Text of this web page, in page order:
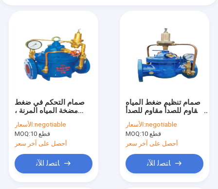
صمام التحكم في ضغط
مضخة المياه المرنة ،
صمام إغلاق الطوارئ
900X دائمالأسعار:negotiable
MOQ:
10 قطع
أحصل على آخر سعر
ﺎﺘﺼﻟ ﺍﻶﻧ
صمام تنظيم ضغط المياه
مقاوم للصدأ مقاوم للصدأ
الأسعار:negotiable
MOQ:
10 قطع
أحصل على آخر سعر
ﺎﺘﺼﻟ ﺍﻶﻧ